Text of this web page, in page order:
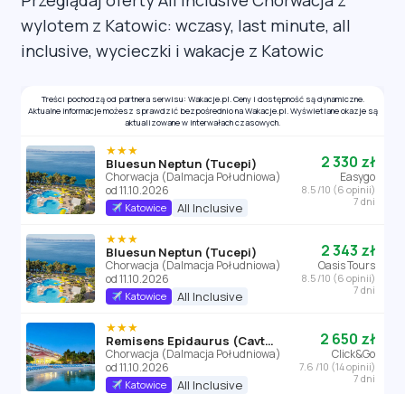
wylotem z Katowic: wczasy, last minute, all
inclusive, wycieczki i wakacje z Katowic
Treści pochodzą od partnera serwisu: Wakacje.pl. Ceny i dostępność są dynamiczne.
Aktualne informacje możesz sprawdzić bezpośrednio na Wakacje.pl. Wyświetlane okazje są
aktualizowane w interwałach czasowych.
★★★
Bluesun Neptun (Tucepi)
Chorwacja (Dalmacja Południowa)
od 11.10.2026
Katowice All Inclusive
2 330 zł
Easygo
8.5 /10 (6 opinii)
7 dni
★★★
Bluesun Neptun (Tucepi)
Chorwacja (Dalmacja Południowa)
od 11.10.2026
Katowice All Inclusive
2 343 zł
Oasis Tours
8.5 /10 (6 opinii)
7 dni
★★★
Remisens Epidaurus (Cavtat)
Chorwacja (Dalmacja Południowa)
od 11.10.2026
Katowice All Inclusive
2 650 zł
Click&Go
7.6 /10 (14 opinii)
7 dni